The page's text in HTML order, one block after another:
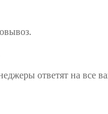
ответят на все